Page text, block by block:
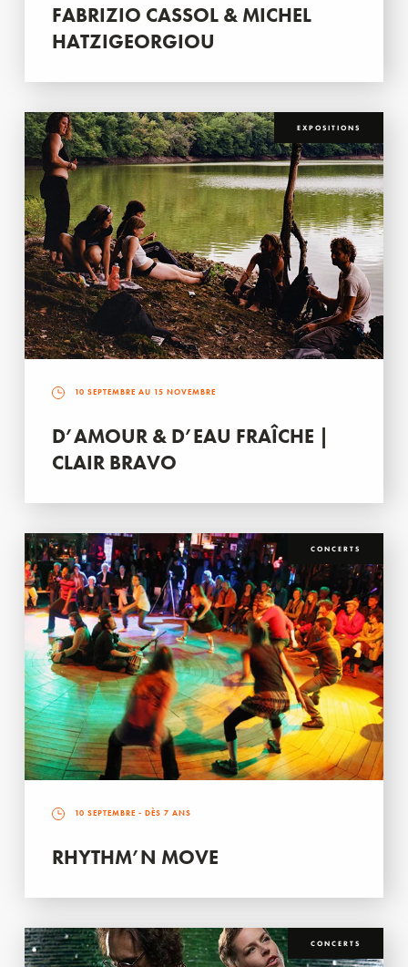
FABRIZIO CASSOL & MICHEL
HATZIGEORGIOU
EXPOSITIONS
10 SEPTEMBRE AU 15 NOVEMBRE
D’AMOUR & D’EAU FRAÎCHE |
CLAIR BRAVO
CONCERTS
10 SEPTEMBRE - DÈS 7 ANS
RHYTHM’N MOVE
CONCERTS